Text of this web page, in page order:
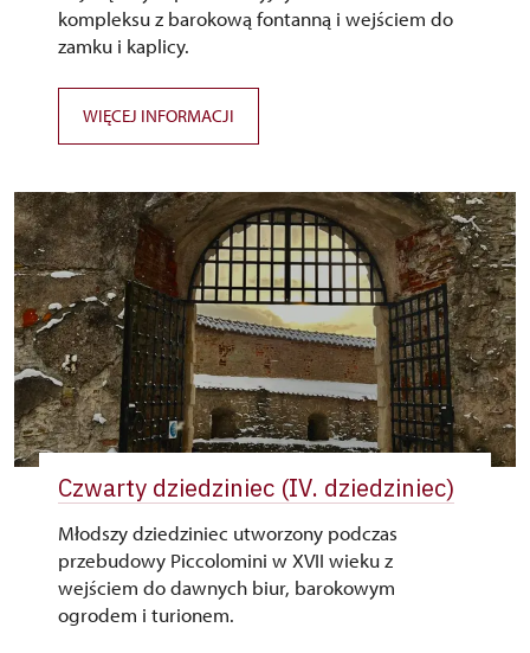
kompleksu z barokową fontanną i wejściem do
zamku i kaplicy.
WIĘCEJ INFORMACJI
Czwarty dziedziniec (IV. dziedziniec)
Młodszy dziedziniec utworzony podczas
przebudowy Piccolomini w XVII wieku z
wejściem do dawnych biur, barokowym
ogrodem i turionem.